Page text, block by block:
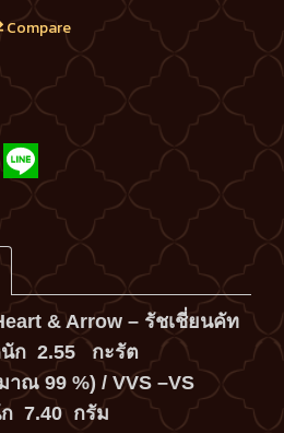
Compare
& Arrow – รัชเชี่ยนคัท
นัก 2.55 กะรัต
าณ 99 %) / VVS –VS
ว หนัก 7.40 กรัม